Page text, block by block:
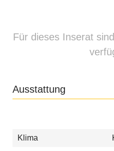
Für dieses Inserat
Ausstattung
Klima